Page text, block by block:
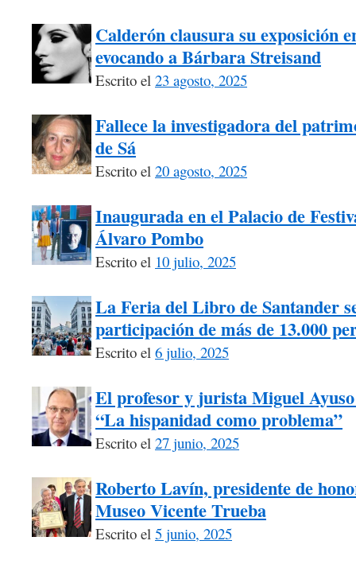
Calderón clausura su exposición
evocando a Bárbara Streisand
Escrito el 23 agosto, 2025
Fallece la investigadora del
de Sá
Escrito el 20 agosto, 2025
Inaugurada en el Palacio de
Álvaro Pombo
Escrito el 10 julio, 2025
La Feria del Libro de Santander
participación de más de 13.000
Escrito el 6 julio, 2025
El profesor y jurista Miguel
“La hispanidad como problema”
Escrito el 27 junio, 2025
Roberto Lavín, presidente de
Museo Vicente Trueba
Escrito el 5 junio, 2025